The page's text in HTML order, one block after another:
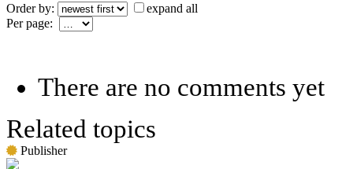
Order by:
expand all
Per page:
There are no comments yet
Related topics
Publisher